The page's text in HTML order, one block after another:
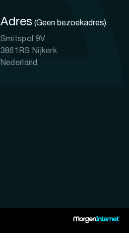
Adres (Geen bezoekadres)
Smitspol 9V
3861RS Nijkerk
Nederland